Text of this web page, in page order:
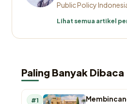
Public Policy
Lihat semua artikel
Paling Banyak Dibaca
#1